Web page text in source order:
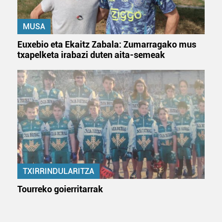
erabiltzeko baimen esplizitua ematen diguzu.Gehiago
irakurri
MUSA
Euxebio eta Ekaitz Zabala: Zumarragako mus
txapelketa irabazi duten aita-semeak
TXIRRINDULARITZA
Tourreko goierritarrak